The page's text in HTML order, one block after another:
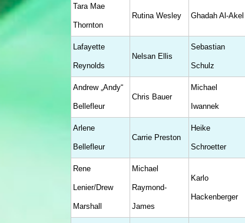
Tara Mae
Thornton
Rutina Wesley Ghadah Al-Akel
Lafayette
Reynolds
Nelsan Ellis
Sebastian
Schulz
Andrew „Andy“
Bellefleur
Chris Bauer
Michael
Iwannek
Arlene
Bellefleur
Carrie Preston
Heike
Schroetter
Rene
Lenier/Drew
Marshall
Michael
Raymond-
James
Karlo
Hackenberger